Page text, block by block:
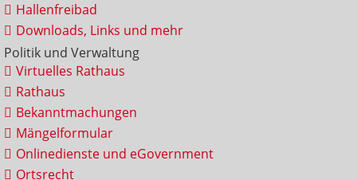
Hallenfreibad
Downloads, Links und mehr
Politik und Verwaltung
Virtuelles Rathaus
Rathaus
Bekanntmachungen
Mängelformular
Onlinedienste und eGovernment
Ortsrecht